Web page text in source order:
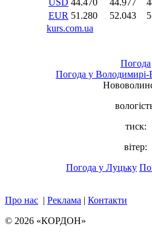
Погода
Погода у Володимирі-
тиск:
вітер:
Погода у Луцьку
Про нас | Реклама | Контакти
© 2026 «КОРДОН»